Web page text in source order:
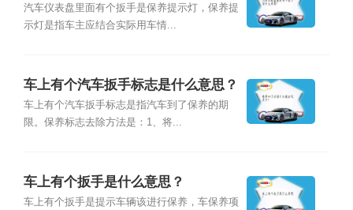
思？
汽车仪表盘里面有个扳手是保养提示灯，保养提
示灯是指车主应结合实际用车情...
车上有个汽车扳手标志是什么意思？
车上有个汽车扳手标志是指汽车到了保养的期
限。保养标志去除方法是：1、将...
车上有个扳手是什么意思？
车上有个扳手是提示车辆该进行保养，车保养项